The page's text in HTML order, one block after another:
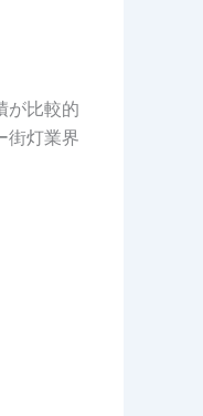
が比較的
街灯業界